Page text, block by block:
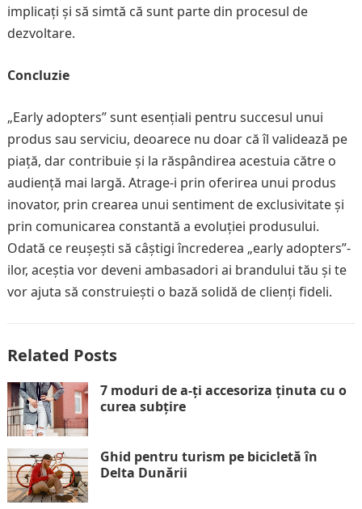
implicați și să simtă că sunt parte din procesul de
dezvoltare.
Concluzie
„Early adopters” sunt esențiali pentru succesul unui
produs sau serviciu, deoarece nu doar că îl validează pe
piață, dar contribuie și la răspândirea acestuia către o
audiență mai largă. Atrage-i prin oferirea unui produs
inovator, prin crearea unui sentiment de exclusivitate și
prin comunicarea constantă a evoluției produsului.
Odată ce reușești să câștigi încrederea „early adopters”-
ilor, aceștia vor deveni ambasadori ai brandului tău și te
vor ajuta să construiești o bază solidă de clienți fideli.
Related Posts
7 moduri de a-ți accesoriza ținuta cu o
curea subțire
Ghid pentru turism pe bicicletă în
Delta Dunării